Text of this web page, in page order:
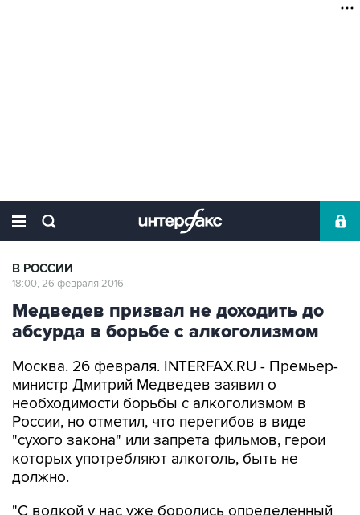
В РОССИИ
18:00, 26 февраля 2016
Медведев призвал не доходить до
абсурда в борьбе с алкоголизмом
Москва. 26 февраля. INTERFAX.RU - Премьер-
министр Дмитрий Медведев заявил о
необходимости борьбы с алкоголизмом в
России, но отметил, что перегибов в виде
"сухого закона" или запрета фильмов, герои
которых употребляют алкоголь, быть не
должно.